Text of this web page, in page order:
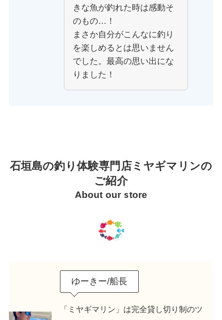
きな魚が釣れた時は感動そ
のもの…！
まさか自分がこんなに釣り
を楽しめるとは思いません
でした。最高の思い出にな
りました！
石垣島の釣り体験専門店ミヤギマリンの
ご紹介
About our store
ゆーきー/船長
「ミヤギマリン」は完全貸し切り制のツ